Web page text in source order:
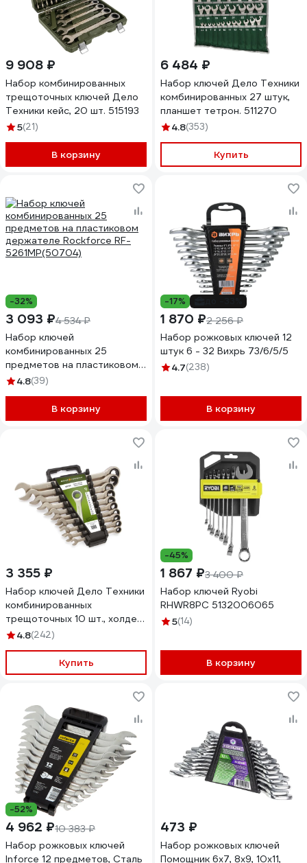
9 908 ₽
Набор комбинированных
трещоточных ключей Дело
Техники кейс, 20 шт. 515193
5(21)
В корзину
6 484 ₽
Набор ключей Дело Техники
комбинированных 27 штук,
планшет тетрон. 511270
4.8(353)
Купить
-32%
3 093 ₽4 534 ₽
Набор ключей
комбинированных 25
предметов на пластиковом
держателе Rockforce RF-
4.8(39)
В корзину
-17%
1 870 ₽2 256 ₽
Набор рожковых ключей 12
штук 6 - 32 Вихрь 73/6/5/5
4.7(238)
В корзину
3 355 ₽
Набор ключей Дело Техники
комбинированных
трещоточных 10 шт., холдер
515100
4.8(242)
Купить
-45%
1 867 ₽3 400 ₽
Набор ключей Ryobi
RHWR8PC 5132006065
5(14)
В корзину
-52%
4 962 ₽10 383 ₽
Набор рожковых ключей
Inforce 12 предметов, Сталь
473 ₽
Набор рожковых ключей
Помощник 6x7, 8x9, 10x11,